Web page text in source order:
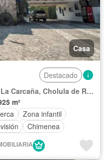
Casa
Destacado
Fraccionamiento Ex Hacienda La Carcaña, Cholula de Rivadabia
m²
Zona infantil
Chimenea
integral
Electricidad